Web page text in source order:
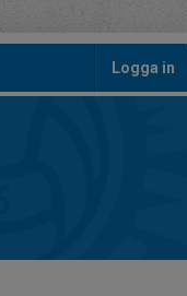
Logga in